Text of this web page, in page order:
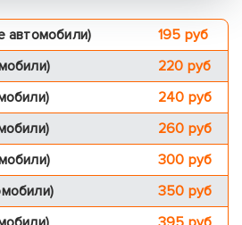
автомобили)
195 pуб
220 pуб
240 pуб
260 pуб
300 pуб
350 pуб